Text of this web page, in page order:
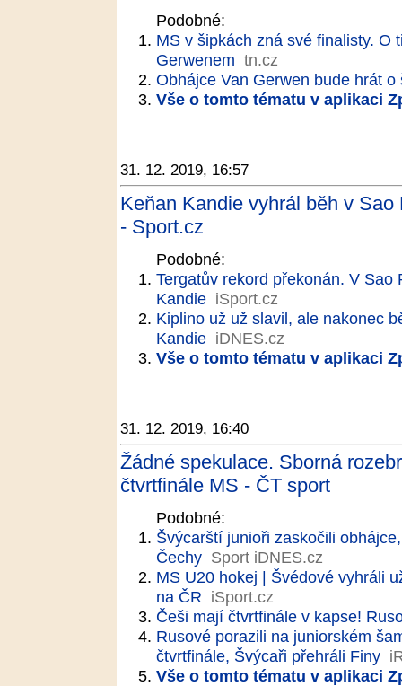
Podobné:
MS v šipkách zná své finalisty. O
Gerwenem tn.cz
Obhájce Van Gerwen bude hrát
Vše o tomto tématu v aplikaci
31. 12. 2019, 16:57
Keňan Kandie vyhrál běh v
- Sport.cz
Podobné:
Tergatův rekord překonán. V Sao
Kandie iSport.cz
Kiplino už už slavil, ale nakonec
Kandie iDNES.cz
Vše o tomto tématu v aplikaci
31. 12. 2019, 16:40
Žádné spekulace. Sborná
čtvrtfinále MS - ČT sport
Podobné:
Švýcarští junioři zaskočili
Čechy Sport iDNES.cz
MS U20 hokej | Švédové vyhráli
na ČR iSport.cz
Češi mají čtvrtfinále v kapse!
Rusové porazili na juniorském
čtvrtfinále, Švýcaři přehráli Finy
Vše o tomto tématu v aplikaci